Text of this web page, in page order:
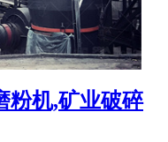
粉机,矿业破碎